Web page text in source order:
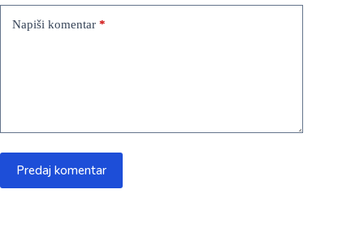
Napiši komentar *
Predaj komentar